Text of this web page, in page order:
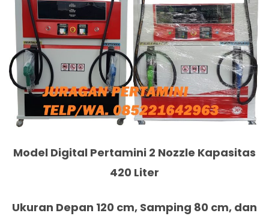
Model Digital Pertamini 2 Nozzle Kapasitas
420 Liter
Ukuran Depan 120 cm, Samping 80 cm, dan